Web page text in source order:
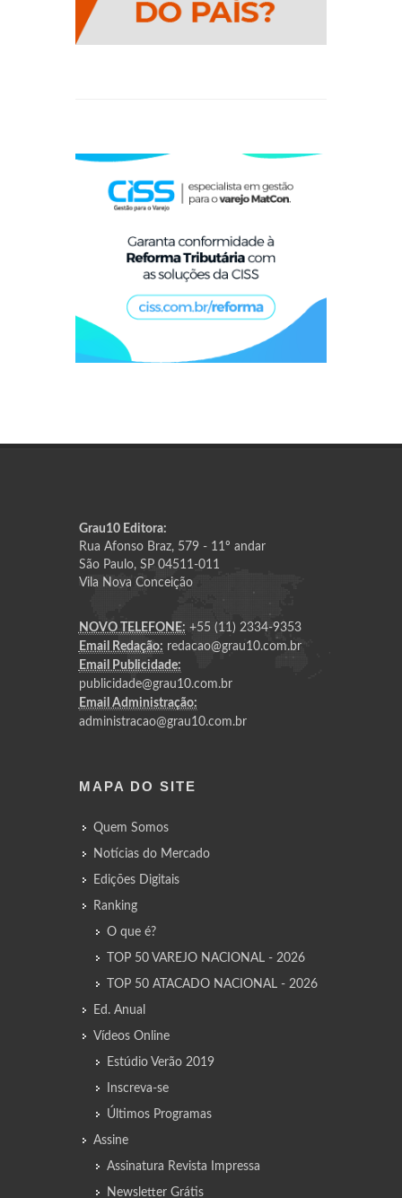
Grau10 Editora:
Rua Afonso Braz, 579 - 11º andar
São Paulo, SP 04511-011
Vila Nova Conceição
NOVO TELEFONE: +55 (11) 2334-9353
Email Redação: redacao@grau10.com.br
Email Publicidade:
publicidade@grau10.com.br
Email Administração:
administracao@grau10.com.br
MAPA DO SITE
Quem Somos
Notícias do Mercado
Edições Digitais
Ranking
O que é?
TOP 50 VAREJO NACIONAL - 2026
TOP 50 ATACADO NACIONAL - 2026
Ed. Anual
Vídeos Online
Estúdio Verão 2019
Inscreva-se
Últimos Programas
Assine
Assinatura Revista Impressa
Newsletter Grátis